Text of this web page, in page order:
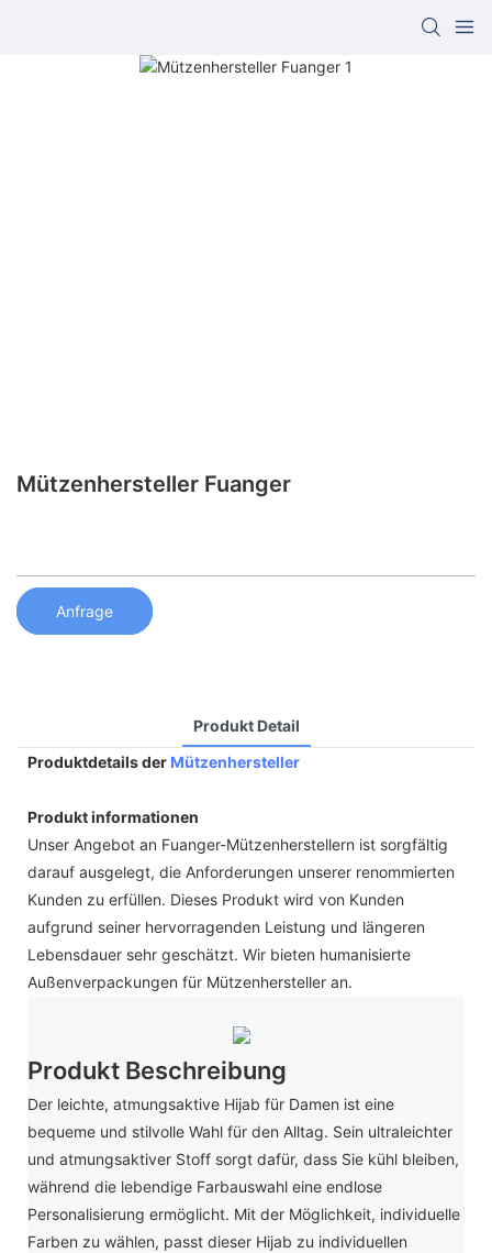
Mützenhersteller Fuanger
Anfrage
Produkt Detail
Produktdetails der Mützenhersteller
Produkt informationen
Unser Angebot an Fuanger-Mützenherstellern ist sorgfältig
darauf ausgelegt, die Anforderungen unserer renommierten
Kunden zu erfüllen. Dieses Produkt wird von Kunden
aufgrund seiner hervorragenden Leistung und längeren
Lebensdauer sehr geschätzt. Wir bieten humanisierte
Außenverpackungen für Mützenhersteller an.
Produkt Beschreibung
Der leichte, atmungsaktive Hijab für Damen ist eine
bequeme und stilvolle Wahl für den Alltag. Sein ultraleichter
und atmungsaktiver Stoff sorgt dafür, dass Sie kühl bleiben,
während die lebendige Farbauswahl eine endlose
Personalisierung ermöglicht. Mit der Möglichkeit, individuelle
Farben zu wählen, passt dieser Hijab zu individuellen